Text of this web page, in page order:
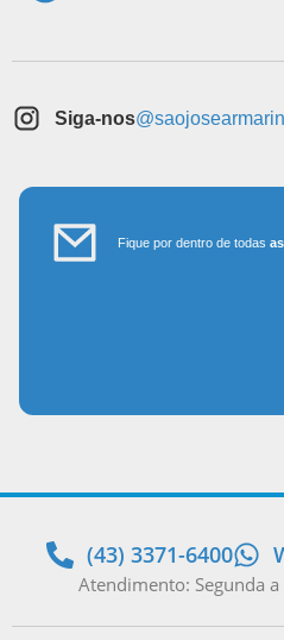
Siga-nos
Fique por dentro de todas
(43) 3371-6400
Atendimento: Segunda